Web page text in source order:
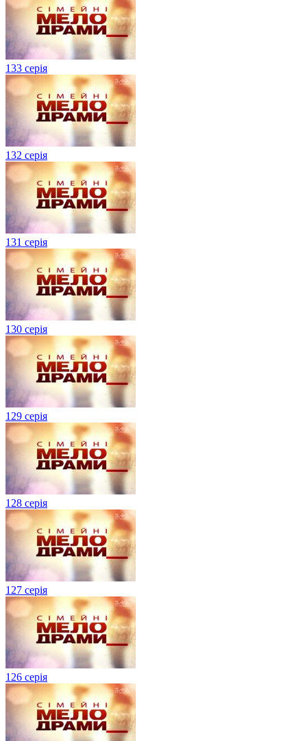
133 серія
132 серія
131 серія
130 серія
129 серія
128 серія
127 серія
126 серія